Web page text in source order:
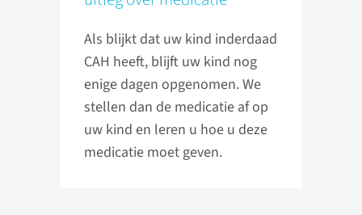
Als blijkt dat uw kind inderdaad
CAH heeft, blijft uw kind nog
enige dagen opgenomen. We
stellen dan de medicatie af op
uw kind en leren u hoe u deze
medicatie moet geven.